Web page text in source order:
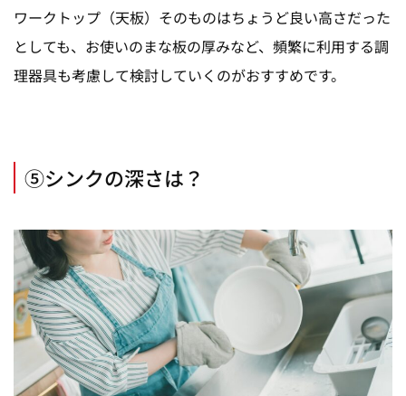
ワークトップ（天板）そのものはちょうど良い高さだった
としても、お使いのまな板の厚みなど、頻繁に利用する調
理器具も考慮して検討していくのがおすすめです。
⑤シンクの深さは？